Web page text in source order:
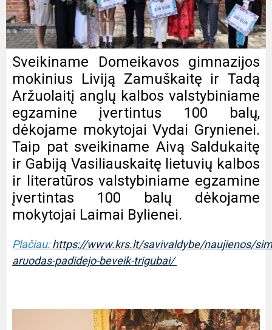
Sveikiname Domeikavos gimnazijos
mokinius Liviją Zamuškaitę ir Tadą
Aržuolaitį anglų kalbos valstybiniame
egzamine įvertintus 100 balų,
dėkojame mokytojai Vydai Grynienei.
Taip pat sveikiname Aivą Saldukaitę
ir Gabiją Vasiliauskaitę lietuvių kalbos
ir literatūros valstybiniame egzamine
įvertintas 100 balų dėkojame
mokytojai Laimai Bylienei.
Plačiau:https://www.krs.lt/savivaldybe/naujienos/
aruodas-padidejo-beveik-trigubai/